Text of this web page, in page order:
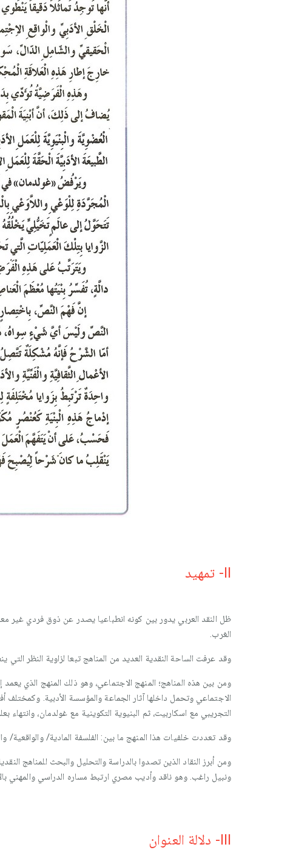
II- تمهيد
ظل النقد العربي يدور بين كونه انطباعيا يصدر عن ذوق فردي غير
الغرب.
وقد عرفت الساحة النقدية العديد من المناهج تبعا لزاوية النظر التي
ومن بين هذه المناهج؛ المنهج الاجتماعي، وهو ذلك المنهج الذي
الاجتماعي وتحمل داخلها آثار الجماعة والمؤسسة الأدبية. وكمختلف
التجريبي مع اسكاربيت، ثم البنيوية التكوينية مع غولدمان، وانتهاء
وقد تعددت خلفيات هذا المنهج ما بين: الفلسفة المادية/ والواقعية/
ومن أبرز النقاد الذين تصدوا بالدراسة والتحليل والبحث للمناهج
ونبيل راغب. وهو ناقد وأديب مصري ارتبط مساره الدراسي والمهني
III- دلالة العنوان